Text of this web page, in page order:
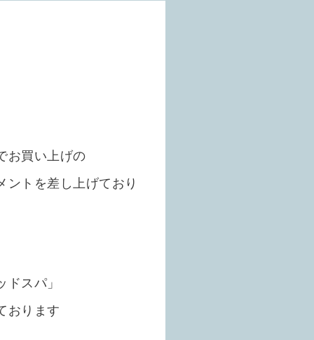
お買い上げの
ントを差し上げており
スパ」
おります